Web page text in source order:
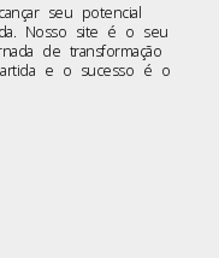
seu potencial
Nosso site é o seu
de transformação
e o sucesso é o